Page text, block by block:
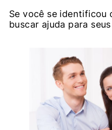
Se você se identificou
buscar ajuda para